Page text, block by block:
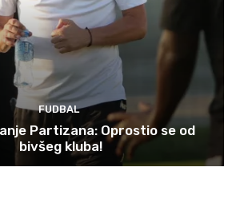
FUDBAL
Partizana: Oprostio se od
bivšeg kluba!